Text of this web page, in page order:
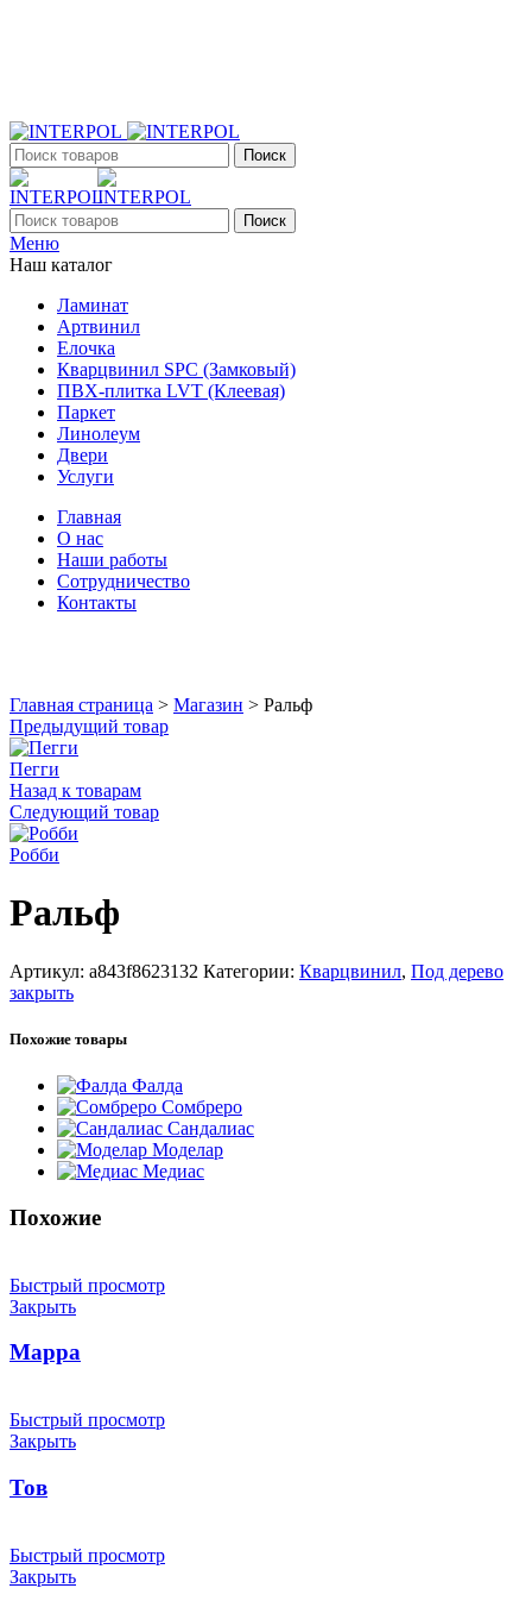
Поиск
Поиск
Меню
Наш каталог
Ламинат
Артвинил
Елочка
Кварцвинил SPC (Замковый)
ПВХ-плитка LVT (Клеевая)
Паркет
Линолеум
Двери
Услуги
Главная
О нас
Наши работы
Сотрудничество
Контакты
Главная страница > Магазин > Ральф
Предыдущий товар
Пегги
Назад к товарам
Следующий товар
Робби
Ральф
Артикул: a843f8623132 Категории: Кварцвинил, Под дерево
закрыть
Похожие товары
Фалда
Сомбреро
Сандалиас
Моделар
Медиас
Похожие
Быстрый просмотр
Закрыть
Марра
Быстрый просмотр
Закрыть
Тов
Быстрый просмотр
Закрыть